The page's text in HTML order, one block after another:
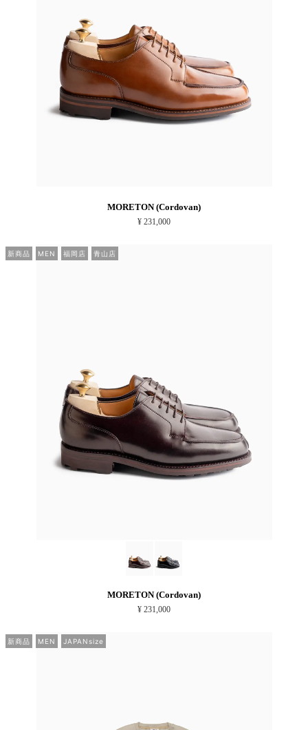
MORETON (Cordovan)
¥ 231,000
新商品 MEN 福岡店 青山店
MORETON (Cordovan)
¥ 231,000
新商品 MEN JAPANsize